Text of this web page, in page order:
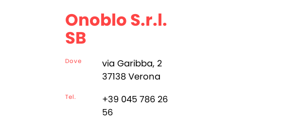
Onoblo S.r.l.
SB
Dove
via Garibba, 2
37138 Verona
Tel.
+39 045 786 26
56